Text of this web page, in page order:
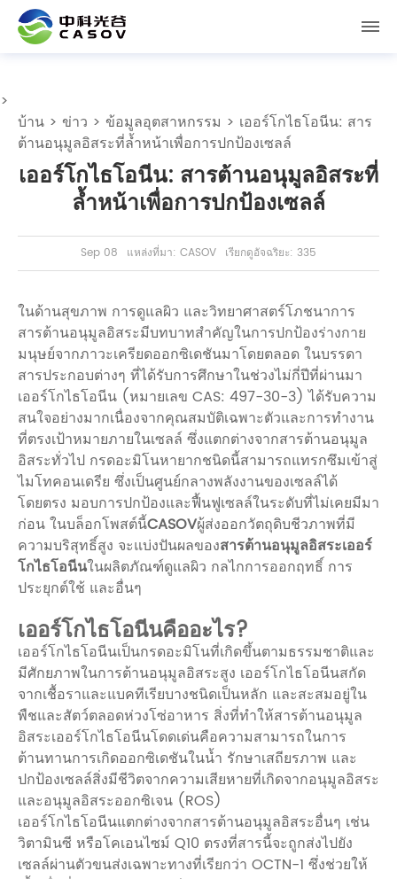
>
บ้าน > ข่าว > ข้อมูลอุตสาหกรรม > เออร์โกไธโอนีน: สาร
ต้านอนุมูลอิสระที่ล้ำหน้าเพื่อการปกป้องเซลล์
เออร์โกไธโอนีน: สารต้านอนุมูลอิสระที่
ล้ำหน้าเพื่อการปกป้องเซลล์
Sep 08 แหล่งที่มา: CASOV เรียกดูอัจฉริยะ: 335
ในด้านสุขภาพ การดูแลผิว และวิทยาศาสตร์โภชนาการ
สารต้านอนุมูลอิสระมีบทบาทสำคัญในการปกป้องร่างกาย
มนุษย์จากภาวะเครียดออกซิเดชันมาโดยตลอด ในบรรดา
สารประกอบต่างๆ ที่ได้รับการศึกษาในช่วงไม่กี่ปีที่ผ่านมา
เออร์โกไธโอนีน (หมายเลข CAS: 497-30-3) ได้รับความ
สนใจอย่างมากเนื่องจากคุณสมบัติเฉพาะตัวและการทำงาน
ที่ตรงเป้าหมายภายในเซลล์ ซึ่งแตกต่างจากสารต้านอนุมูล
อิสระทั่วไป กรดอะมิโนหายากชนิดนี้สามารถแทรกซึมเข้าสู่
ไมโทคอนเดรีย ซึ่งเป็นศูนย์กลางพลังงานของเซลล์ได้
โดยตรง มอบการปกป้องและฟื้นฟูเซลล์ในระดับที่ไม่เคยมีมา
ก่อน ในบล็อกโพสต์นี้CASOVผู้ส่งออกวัตถุดิบชีวภาพที่มี
ความบริสุทธิ์สูง จะแบ่งปันผลของสารต้านอนุมูลอิสระเออร์
โกไธโอนีนในผลิตภัณฑ์ดูแลผิว กลไกการออกฤทธิ์ การ
ประยุกต์ใช้ และอื่นๆ
เออร์โกไธโอนีนคืออะไร?
เออร์โกไธโอนีนเป็นกรดอะมิโนที่เกิดขึ้นตามธรรมชาติและ
มีศักยภาพในการต้านอนุมูลอิสระสูง เออร์โกไธโอนีนสกัด
จากเชื้อราและแบคทีเรียบางชนิดเป็นหลัก และสะสมอยู่ใน
พืชและสัตว์ตลอดห่วงโซ่อาหาร สิ่งที่ทำให้สารต้านอนุมูล
อิสระเออร์โกไธโอนีนโดดเด่นคือความสามารถในการ
ต้านทานการเกิดออกซิเดชันในน้ำ รักษาเสถียรภาพ และ
ปกป้องเซลล์สิ่งมีชีวิตจากความเสียหายที่เกิดจากอนุมูลอิสระ
และอนุมูลอิสระออกซิเจน (ROS)
เออร์โกไธโอนีนแตกต่างจากสารต้านอนุมูลอิสระอื่นๆ เช่น
วิตามินซี หรือโคเอนไซม์ Q10 ตรงที่สารนี้จะถูกส่งไปยัง
เซลล์ผ่านตัวขนส่งเฉพาะทางที่เรียกว่า OCTN-1 ซึ่งช่วยให้